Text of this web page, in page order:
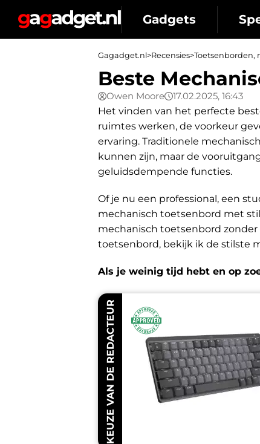
Gadgets
Gagadget.nl>Recensies>Toetsenborden,
Beste
Owen Moore
17.02.2025, 16:43
Het vinden van het perfecte
ruimtes werken, de voorkeur
ervaring. Traditionele
kunnen zijn, maar de
geluidsdempende functies.
Of je nu een professional, een
mechanisch toetsenbord met
mechanisch toetsenbord
toetsenbord, bekijk ik de stilste
Als je weinig tijd hebt en op
KEUZE VAN DE REDACTEUR